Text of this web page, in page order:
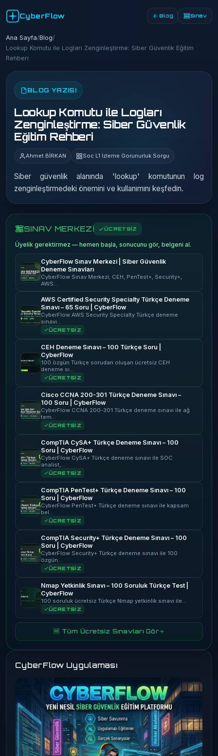
CyberFlow Blog Sınav
Ana Sayfa/Blog/
Lookup Komutu ile Logları Zenginleştirme: Siber Güvenlik Eğitim
Rehberi
BLOG YAZISI
Lookup Komutu ile Logları
Zenginleştirme: Siber Güvenlik
Eğitim Rehberi
Ahmet BİRKAN Soc L1 Izleme Gorunurluk Sorgu
Siber güvenlik alanında 'lookup' komutunun log
zenginleştirmedeki önemini ve kullanımını keşfedin.
SINAV MERKEZİ ÜCRETSİZ
Üyelik gerektirmez — hemen başla, sonucunu gör, belgeni al.
CyberFlow Sınav Merkezi | Siber Güvenlik
Deneme Sınavları
CyberFlow Sınav Merkezi; CEH, PenTest+, Security+,
AWS…
AWS Certified Security Specialty Türkçe Deneme
Sınavı – 65 Soru | CyberFlow
CyberFlow AWS Security Specialty Türkçe deneme
sınavı…
ÜCRETSİZ
CEH Deneme Sınavı – 100 Türkçe Soru |
CyberFlow
100 özgün Türkçe sorudan oluşan ücretsiz CEH
deneme sı…
ÜCRETSİZ
Cisco CCNA 200-301 Türkçe Deneme Sınavı –
100 Soru | CyberFlow
CyberFlow CCNA 200-301 Türkçe deneme sınavı ile ağ
tem…
ÜCRETSİZ
CompTIA CySA+ Türkçe Deneme Sınavı – 100
Soru | CyberFlow
CyberFlow CySA+ Türkçe deneme sınavı ile SOC
analist,…
ÜCRETSİZ
CompTIA PenTest+ Türkçe Deneme Sınavı – 100
Soru | CyberFlow
CyberFlow PenTest+ Türkçe deneme sınavı ile kapsam
bel…
ÜCRETSİZ
CompTIA Security+ Türkçe Deneme Sınavı – 100
Soru | CyberFlow
CyberFlow Security+ Türkçe deneme sınavı ile 100
özgün…
ÜCRETSİZ
Nmap Yetkinlik Sınavı – 100 Soruluk Türkçe Test |
CyberFlow
100 soruluk ücretsiz Türkçe Nmap yetkinlik sınavı ile…
ÜCRETSİZ
🆓 Tüm Ücretsiz Sınavları Gör
CyberFlow Uygulaması